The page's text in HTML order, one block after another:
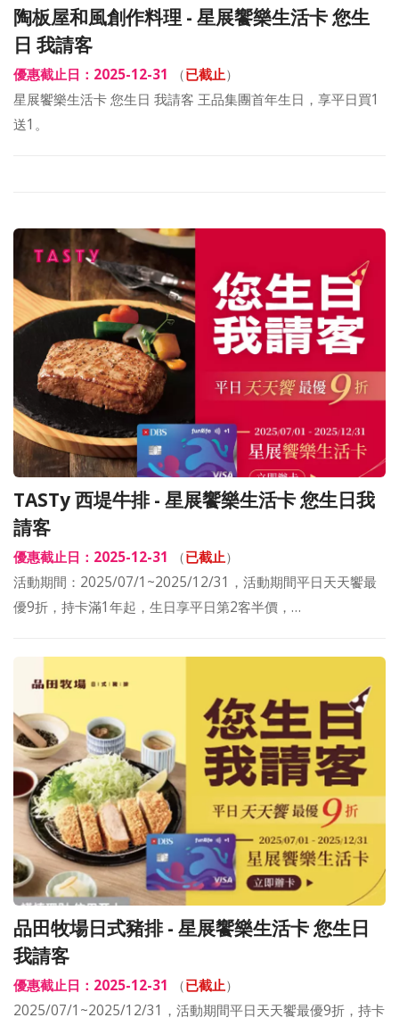
陶板屋和風創作料理 - 星展饗樂生活卡 您生
日 我請客
優惠截止日：2025-12-31 （已截止）
星展饗樂生活卡 您生日 我請客 王品集團首年生日，享平日買1
送1。
TASTy 西堤牛排 - 星展饗樂生活卡 您生日我
請客
優惠截止日：2025-12-31 （已截止）
活動期間：2025/07/1~2025/12/31，活動期間平日天天饗最
優9折，持卡滿1年起，生日享平日第2客半價，…
品田牧場日式豬排 - 星展饗樂生活卡 您生日
我請客
優惠截止日：2025-12-31 （已截止）
2025/07/1~2025/12/31，活動期間平日天天饗最優9折，持卡